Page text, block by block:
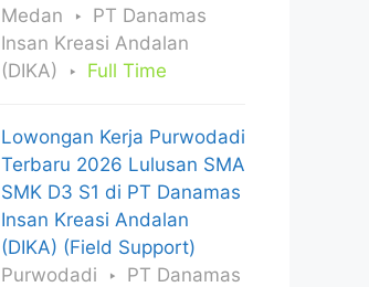
Medan
PT Danamas
Insan Kreasi Andalan
(DIKA)
Full Time
Lowongan Kerja Purwodadi
Terbaru 2026 Lulusan SMA
SMK D3 S1 di PT Danamas
Insan Kreasi Andalan
(DIKA) (Field Support)
Purwodadi
PT Danamas